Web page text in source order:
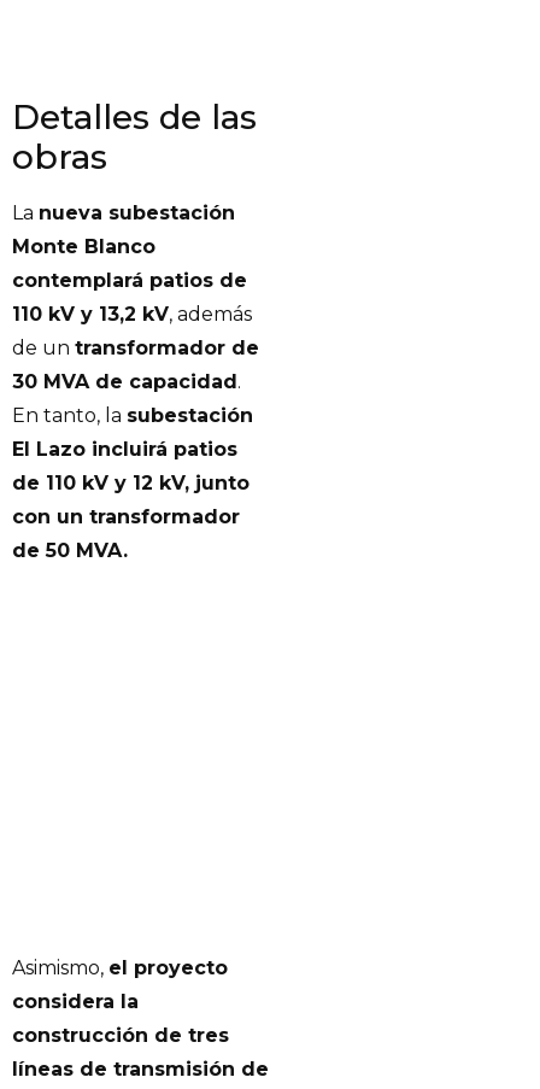
Detalles de las
obras
La nueva subestación
Monte Blanco
contemplará patios de
110 kV y 13,2 kV, además
de un transformador de
30 MVA de capacidad.
En tanto, la subestación
El Lazo incluirá patios
de 110 kV y 12 kV, junto
con un transformador
de 50 MVA.
Asimismo, el proyecto
considera la
construcción de tres
líneas de transmisión de